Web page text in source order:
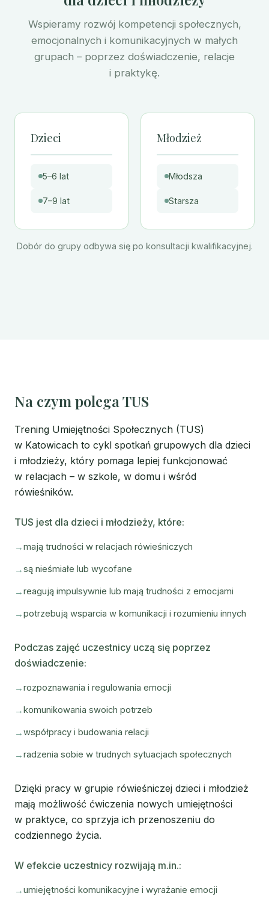
Wspieramy rozwój kompetencji społecznych,
emocjonalnych i komunikacyjnych w małych
grupach – poprzez doświadczenie, relacje
i praktykę.
Dzieci
5–6 lat
7–9 lat
Młodzież
Młodsza
Starsza
Dobór do grupy odbywa się po konsultacji kwalifikacyjnej.
Na czym polega TUS
Trening Umiejętności Społecznych (TUS)
w Katowicach to cykl spotkań grupowych dla dzieci
i młodzieży, który pomaga lepiej funkcjonować
w relacjach – w szkole, w domu i wśród
rówieśników.
TUS jest dla dzieci i młodzieży, które:
mają trudności w relacjach rówieśniczych
są nieśmiałe lub wycofane
reagują impulsywnie lub mają trudności z emocjami
potrzebują wsparcia w komunikacji i rozumieniu innych
Podczas zajęć uczestnicy uczą się poprzez
doświadczenie:
rozpoznawania i regulowania emocji
komunikowania swoich potrzeb
współpracy i budowania relacji
radzenia sobie w trudnych sytuacjach społecznych
Dzięki pracy w grupie rówieśniczej dzieci i młodzież
mają możliwość ćwiczenia nowych umiejętności
w praktyce, co sprzyja ich przenoszeniu do
codziennego życia.
W efekcie uczestnicy rozwijają m.in.:
umiejętności komunikacyjne i wyrażanie emocji